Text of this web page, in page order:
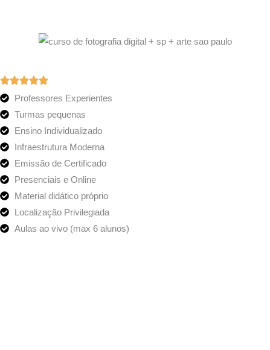
Professores Experientes
Turmas pequenas
Ensino Individualizado
Infraestrutura Moderna
Emissão de Certificado
Presenciais e Online
Material didático próprio
Localização Privilegiada
Aulas ao vivo (max 6 alunos)